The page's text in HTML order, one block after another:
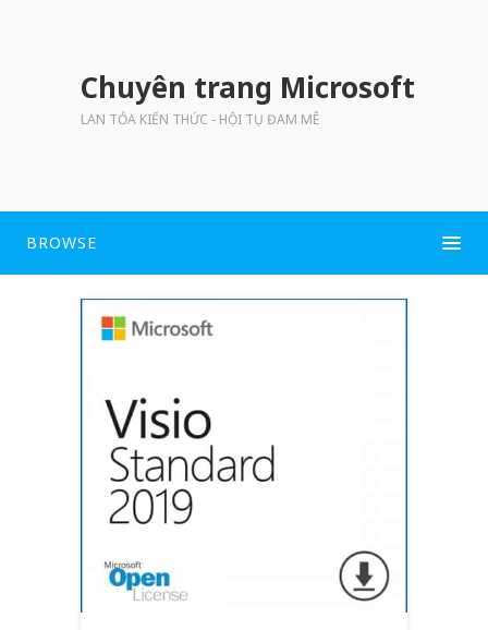
Chuyên trang Microsoft
LAN TỎA KIẾN THỨC - HỘI TỤ ĐAM MÊ
BROWSE